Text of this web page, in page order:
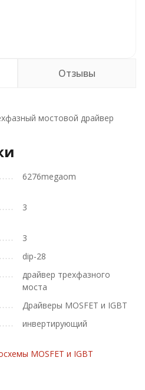
Отзывы
мостовой драйвер
6276megaom
3
3
dip-28
драйвер трехфазного
моста
Драйверы MOSFET и IGBT
инвертирующий
MOSFET и IGBT